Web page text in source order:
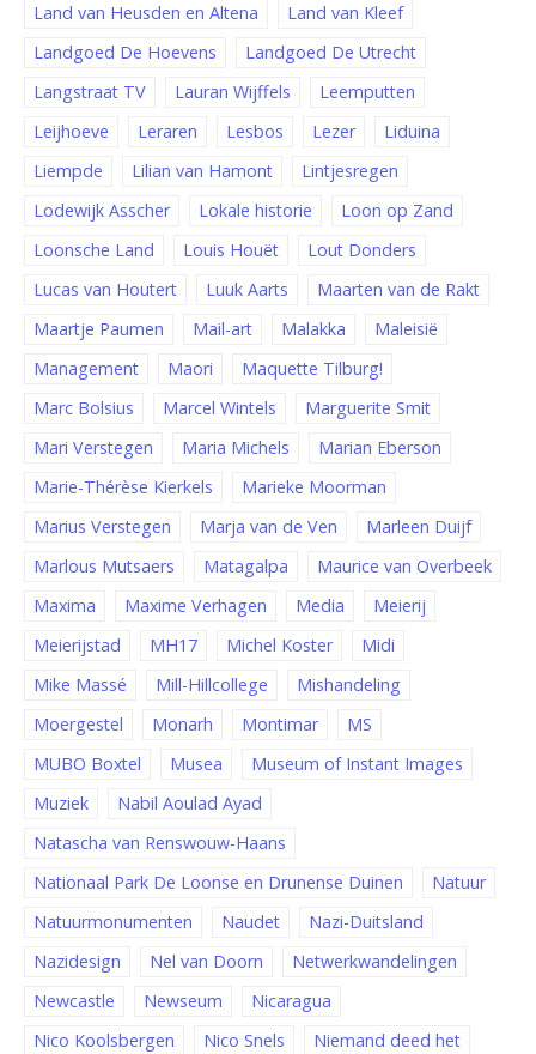
Land van Heusden en Altena
Land van Kleef
Landgoed De Hoevens
Landgoed De Utrecht
Langstraat TV
Lauran Wijffels
Leemputten
Leijhoeve
Leraren Lesbos Lezer
Liduina
Liempde
Lilian van Hamont
Lintjesregen
Lodewijk Asscher
Lokale historie
Loon op Zand
Loonsche Land
Louis Houët
Lout Donders
Lucas van Houtert
Luuk Aarts
Maarten van de Rakt
Maartje Paumen
Mail-art Malakka
Maleisië
Management
Maori
Maquette Tilburg!
Marc Bolsius
Marcel Wintels
Marguerite Smit
Mari Verstegen
Maria Michels
Marian Eberson
Marie-Thérèse Kierkels
Marieke Moorman
Marius Verstegen
Marja van de Ven
Marleen Duijf
Marlous Mutsaers
Matagalpa
Maurice van Overbeek
Maxima
Maxime Verhagen Media
Meierij
Meierijstad
MH17 Michel Koster
Midi
Mike Massé
Mill-Hillcollege
Mishandeling
Moergestel
Monarh Montimar
MS
MUBO Boxtel
Musea
Museum of Instant Images
Muziek
Nabil Aoulad Ayad
Natascha van Renswouw-Haans
Nationaal Park De Loonse en Drunense Duinen
Natuur
Natuurmonumenten
Naudet
Nazi-Duitsland
Nazidesign
Nel van Doorn
Netwerkwandelingen
Newcastle
Newseum
Nicaragua
Nico Koolsbergen
Nico Snels
Niemand deed het